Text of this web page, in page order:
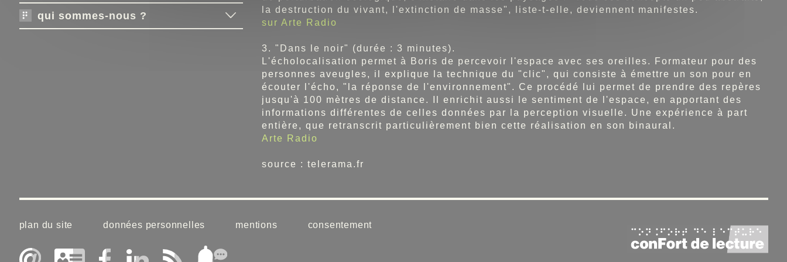
qui sommes-nous ?
la destruction du vivant, l'extinction de masse", liste-t-elle, deviennent manifestes.
sur Arte Radio
3. "Dans le noir" (durée : 3 minutes).
L'écholocalisation permet à Boris de percevoir l'espace avec ses oreilles. Formateur pour des
personnes aveugles, il explique la technique du "clic", qui consiste à émettre un son pour en
écouter l'écho, "la réponse de l'environnement". Ce procédé lui permet de prendre des repères
jusqu'à 100 mètres de distance. Il enrichit aussi le sentiment de l'espace, en apportant des
informations différentes de celles données par la perception visuelle. Une expérience à part
entière, que retranscrit particulièrement bien cette réalisation en son binaural.
Arte Radio
source : telerama.fr
plan du site données personnelles mentions consentement